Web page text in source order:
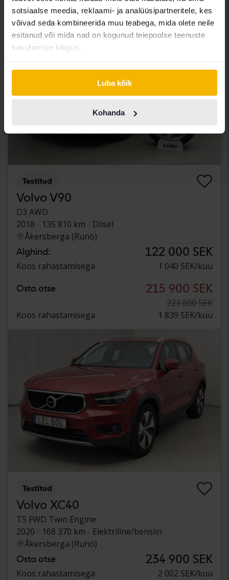
sotsiaalse meedia, reklaami- ja analüüsipartneritele, kes
võivad seda kombineerida muu teabega, mida olete neile
esitanud või mida nad on kogunud teiepoolse teenuste
kasutamise käigus.
Luba kõik
Kohanda
Koos rahastamisega 1 296 SEK/kuu
aug 14 Uus!
Testitud
Volvo V90
D3 AWD
2018
135 810 km
Diisel
Åkersberga (Runö)
Alghind: 122 000 SEK
Koos rahastamisega 1 040 SEK/kuu
Osta otse 215 900 SEK
223 800 SEK
Koos rahastamisega
1 839 SEK/kuu
Testitud
Volvo XC40
T5 FWD Twin Engine
2020
168 370 km
Elektriline/bensiin
Åkersberga (Runö)
Osta otse 234 900 SEK
Koos rahastamisega 2 002 SEK/kuu